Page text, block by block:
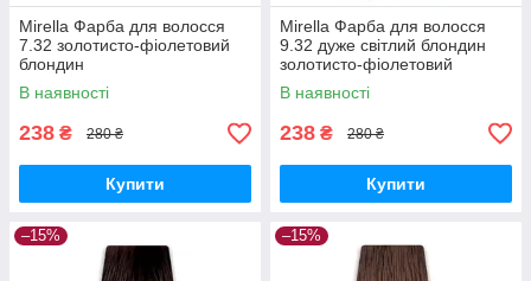
Mirella Фарба для волосся
7.32 золотисто-фіолетовий
блондин
В наявності
238 ₴ 280 ₴
Купити
Mirella Фарба для волосся
9.32 дуже світлий блондин
золотисто-фіолетовий
(бежевий)
В наявності
238 ₴ 280 ₴
Купити
–15% –15%